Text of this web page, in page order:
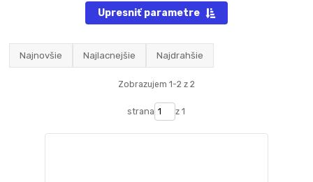
Upresniť parametre
Najnovšie Najlacnejšie Najdrahšie
Zobrazujem 1-2 z 2
strana z 1